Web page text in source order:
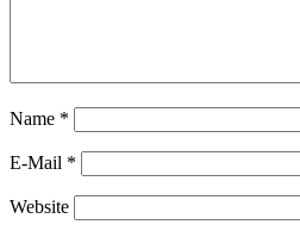
Name *
E-Mail *
Website